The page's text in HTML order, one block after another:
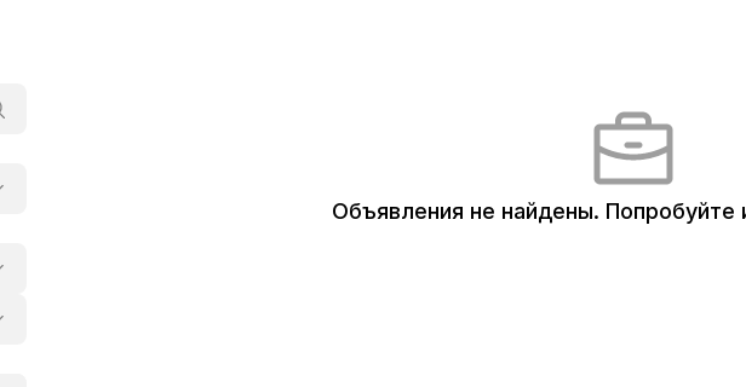
Объявления не найдены. Попробуйте